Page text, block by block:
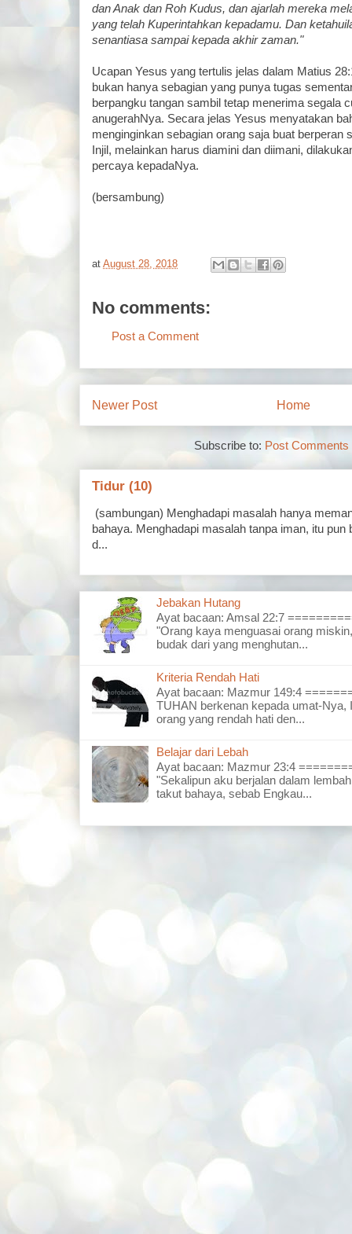
dan Anak dan Roh Kudus, dan ajarlah mereka
yang telah Kuperintahkan kepadamu. Dan
senantiasa sampai kepada akhir zaman."
Ucapan Yesus yang tertulis jelas dalam Matius
bukan hanya sebagian yang punya tugas
berpangku tangan sambil tetap menerima segala
anugerahNya. Secara jelas Yesus menyatakan
menginginkan sebagian orang saja buat berperan
Injil, melainkan harus diamini dan diimani,
percaya kepadaNya.
(bersambung)
at August 28, 2018
No comments:
Post a Comment
Newer Post Home
Subscribe to: Post Comments
Tidur (10)
(sambungan) Menghadapi masalah hanya
bahaya. Menghadapi masalah tanpa iman, itu
d...
Jebakan Hutang
Ayat bacaan: Amsal 22:7
"Orang kaya menguasai orang
budak dari yang menghutan...
Kriteria Rendah Hati
Ayat bacaan: Mazmur 149:4
TUHAN berkenan kepada umat-Nya,
orang yang rendah hati den...
Belajar dari Lebah
Ayat bacaan: Mazmur 23:4
"Sekalipun aku berjalan dalam
takut bahaya, sebab Engkau...